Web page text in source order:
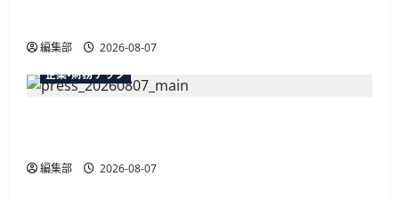
編集部
2026-08-07
企業・財務テック
編集部 2026-08-07
広告